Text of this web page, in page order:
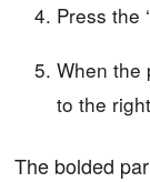
Press the
When the
to the
The bolded